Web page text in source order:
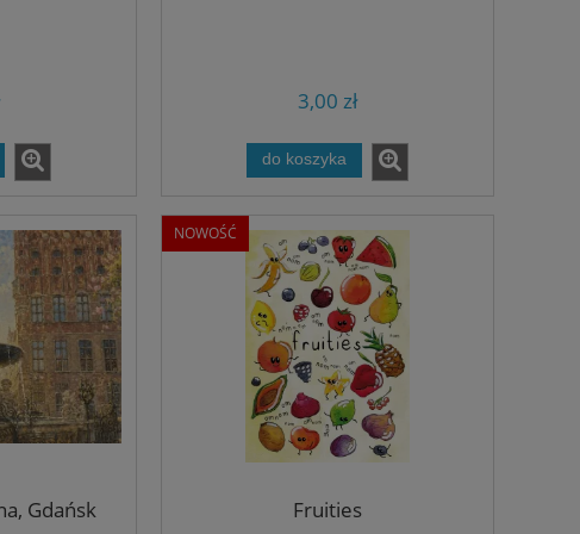
3,00 zł
do koszyka
Gdańsk Fruities
NOWOŚĆ